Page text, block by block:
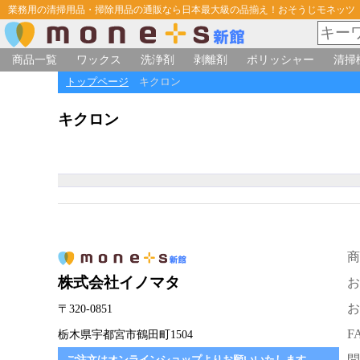
業務用の清掃用品・掃除用品の通販なら日本最大級の品揃え！おそうじモネッツ
商品一覧
ワックス 洗浄剤 剥離剤 ポリッシャー 清掃
トップページ キクロン
キクロン
株式会社イノマタ
〒320-0851
栃木県宇都宮市鶴田町1504